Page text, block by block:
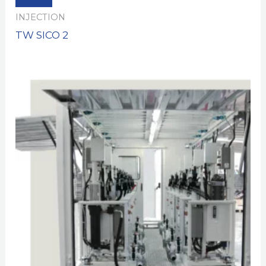
INJECTION
TW SICO 2